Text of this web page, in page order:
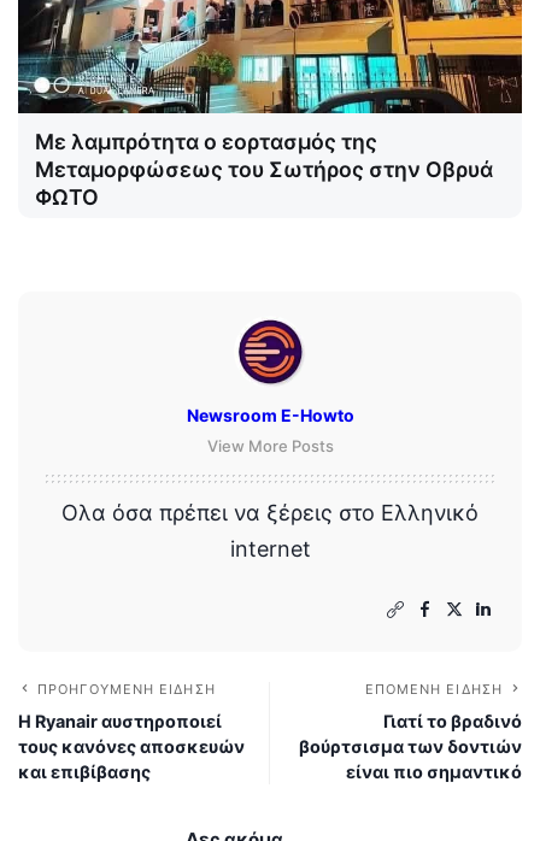
Με λαμπρότητα ο εορτασμός της
Μεταμορφώσεως του Σωτήρος στην Οβρυά
ΦΩΤΟ
Newsroom E-Howto
View More Posts
Ολα όσα πρέπει να ξέρεις στο Ελληνικό
internet
ΠΡΟΗΓΟΎΜΕΝΗ ΕΊΔΗΣΗ
Η Ryanair αυστηροποιεί
τους κανόνες αποσκευών
και επιβίβασης
ΕΠΌΜΕΝΗ ΕΊΔΗΣΗ
Γιατί το βραδινό
βούρτσισμα των δοντιών
είναι πιο σημαντικό